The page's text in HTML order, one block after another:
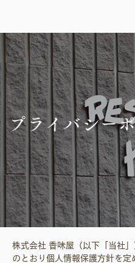
プライバシー
株式会社 香味屋（以下「当社
のとおり個人情報保護方針を定